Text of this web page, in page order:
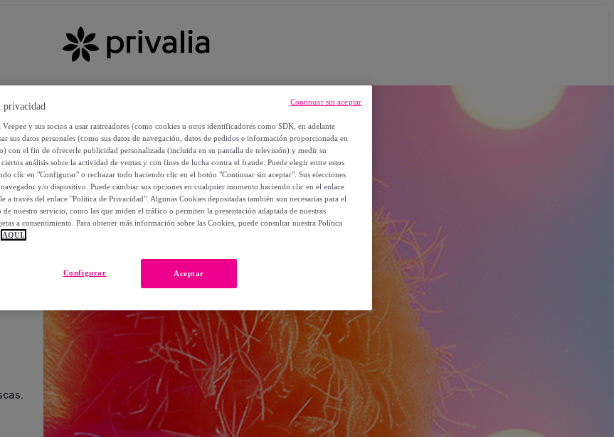
privacidad
y sus socios a usar rastreadores (como cookies u otros identificadores como SDK, en adelante
sus datos personales (como sus datos de navegación, datos de pedidos e información proporcionada en
con el fin de ofrecerle publicidad personalizada (incluida en su pantalla de televisión) y medir su
análisis sobre la actividad de ventas y con fines de lucha contra el fraude. Puede elegir entre estos
clic en "Configurar" o rechazar todo haciendo clic en el botón "Continuar sin aceptar". Sus elecciones
navegador y/o dispositivo. Puede cambiar sus opciones en cualquier momento haciendo clic en el enlace
a través del enlace "Política de Privacidad". Algunas Cookies depositadas también son necesarias para el
nuestro servicio, como las que miden el tráfico o permiten la presentación adaptada de nuestras
a consentimiento. Para obtener más información sobre las Cookies, puede consultar nuestra Política
AQUÍ.
Aceptar
Configurar
Continuar sin aceptar